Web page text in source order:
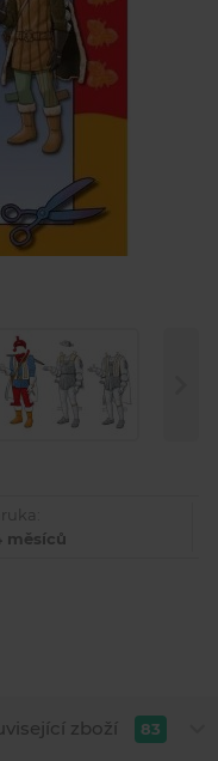
měsíců
zboží 83